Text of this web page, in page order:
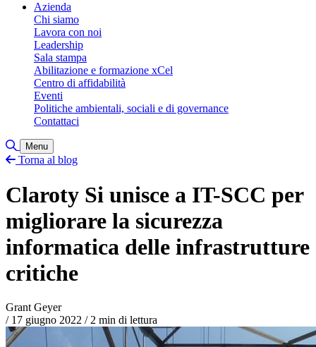
Azienda
Chi siamo
Lavora con noi
Leadership
Sala stampa
Abilitazione e formazione xCel
Centro di affidabilità
Eventi
Politiche ambientali, sociali e di governance
Contattaci
Attiva/disattiva ricerca
Menu
Torna al blog
Claroty Si unisce a IT-SCC per
migliorare la sicurezza
informatica delle infrastrutture
critiche
Grant Geyer
/ 17 giugno 2022 /2 min di lettura